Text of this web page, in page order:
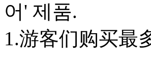
어' 제품.
1.游客们购买最